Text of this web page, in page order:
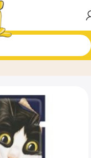
vlažna hrana za